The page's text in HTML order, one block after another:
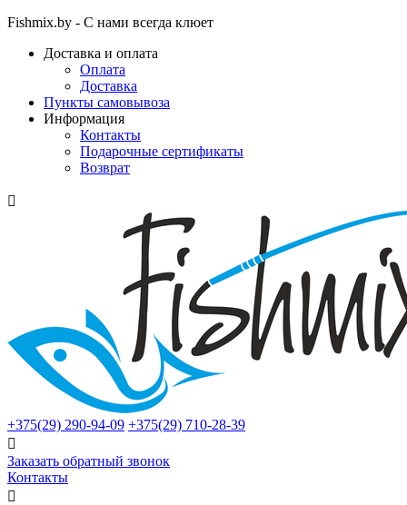
Fishmix.by - С нами всегда клюет
Доставка и оплата
Оплата
Доставка
Пункты самовывоза
Информация
Контакты
Подарочные сертификаты
Возврат

+375(29) 290-94-09 +375(29) 710-28-39

Заказать обратный звонок
Контакты
